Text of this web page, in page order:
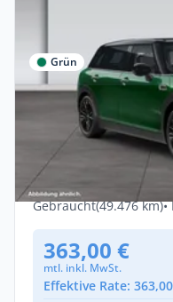
Grün
Privat & Gewerbe
MINI Cooper D
Sitzhzg.
Automatik •
Gebraucht(49.476 km)•
363,00 €
mtl. inkl. MwSt.
Effektive Rate: